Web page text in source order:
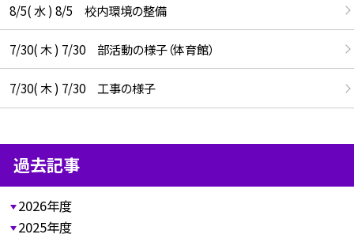
8/5( 水 ) 8/5 校内環境の整備
7/30( 木 ) 7/30 部活動の様子（体育館）
7/30( 木 ) 7/30 工事の様子
過去記事
2026年度
2025年度